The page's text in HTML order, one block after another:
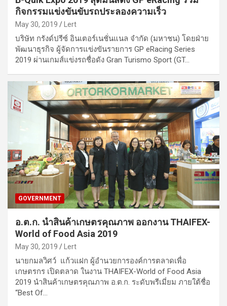
กิจกรรมแข่งขันขับรถประลองความเร็ว
May 30, 2019 Lert
บริษัท กรังด์ปรีซ์ อินเตอร์เนชั่นแนล จำกัด (มหาชน) โดยฝ่าย
พัฒนาธุรกิจ ผู้จัดการแข่งขันรายการ GP eRacing Series
2019 ผ่านเกมส์แข่งรถชื่อดัง Gran Turismo Sport (GT…
GOVERNMENT
อ.ต.ก. นำสินค้าเกษตรคุณภาพ ออกงาน THAIFEX-
World of Food Asia 2019
May 30, 2019 Lert
นายกมลวิศว์ แก้วแฝก ผู้อำนวยการองค์การตลาดเพื่อ
เกษตรกร เปิดตลาด ในงาน THAIFEX-World of Food Asia
2019 นำสินค้าเกษตรคุณภาพ อ.ต.ก. ระดับพรีเมี่ยม ภายใต้ชื่อ
“Best Of…